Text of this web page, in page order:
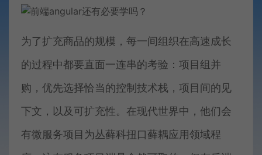
为了扩充商品的规模，每一间组织在高速成长
的过程中都要直面一连串的考验：项目组并
购，优先选择恰当的控制技术栈，项目间的见
下文，以及可扩充性。在现代世界中，他们会
有微服务项目为丛藓科扭口藓耦应用领域程